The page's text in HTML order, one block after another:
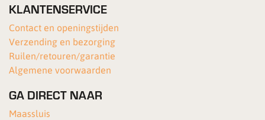
KLANTENSERVICE
Contact en openingstijden
Verzending en bezorging
Ruilen/retouren/garantie
Algemene voorwaarden
GA DIRECT NAAR
Maassluis